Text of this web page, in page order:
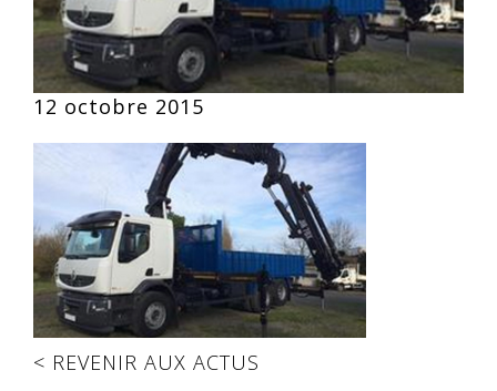
12 octobre 2015
< REVENIR AUX ACTUS